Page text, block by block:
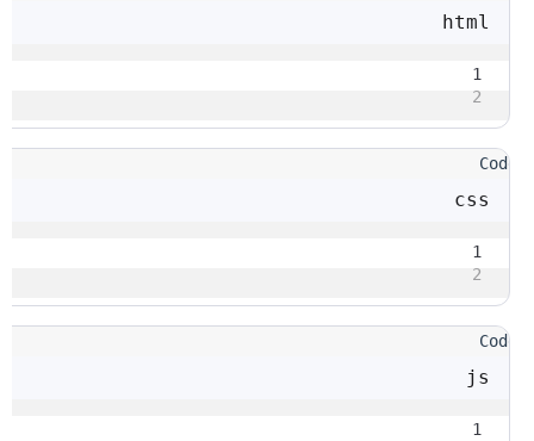
html
1
2
css
1
2
js
1